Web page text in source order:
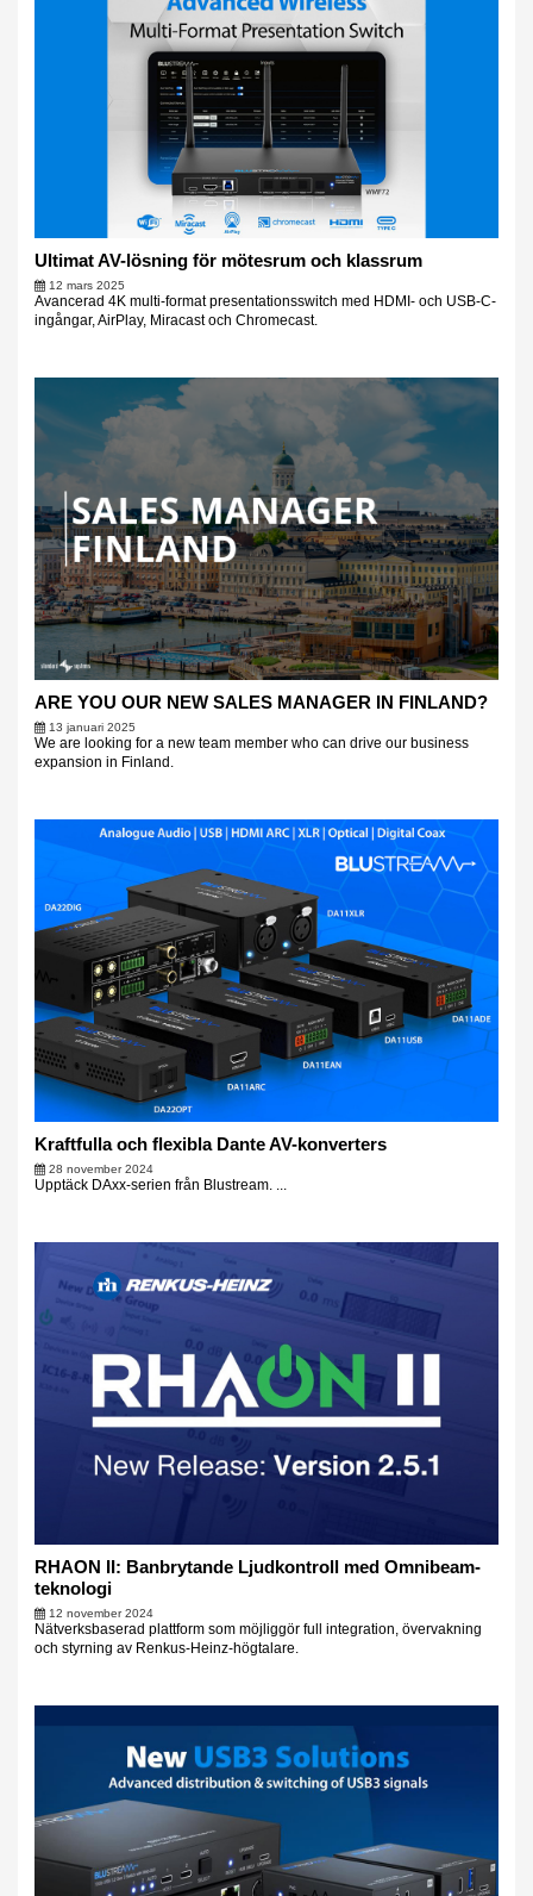
Ultimat AV-lösning för mötesrum och klassrum
12 mars 2025
Avancerad 4K multi-format presentationsswitch med HDMI- och USB-C-
ingångar, AirPlay, Miracast och Chromecast.
ARE YOU OUR NEW SALES MANAGER IN FINLAND?
13 januari 2025
We are looking for a new team member who can drive our business
expansion in Finland.
Kraftfulla och flexibla Dante AV-konverters
28 november 2024
Upptäck DAxx-serien från Blustream. ...
RHAON II: Banbrytande Ljudkontroll med Omnibeam-
teknologi
12 november 2024
Nätverksbaserad plattform som möjliggör full integration, övervakning
och styrning av Renkus-Heinz-högtalare.